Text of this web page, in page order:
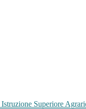
Superiore